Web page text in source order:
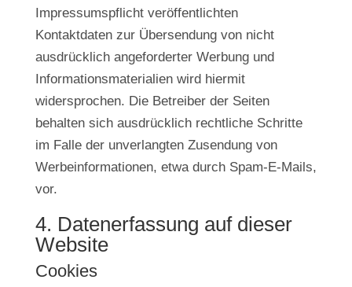
Impressumspflicht veröffentlichten
Kontaktdaten zur Übersendung von nicht
ausdrücklich angeforderter Werbung und
Informationsmaterialien wird hiermit
widersprochen. Die Betreiber der Seiten
behalten sich ausdrücklich rechtliche Schritte
im Falle der unverlangten Zusendung von
Werbeinformationen, etwa durch Spam-E-Mails,
vor.
4. Datenerfassung auf dieser
Website
Cookies